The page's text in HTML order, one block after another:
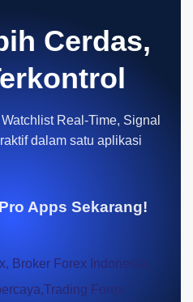
Cerdas,
Real-Time, Signal
dalam satu aplikasi
Apps Sekarang!